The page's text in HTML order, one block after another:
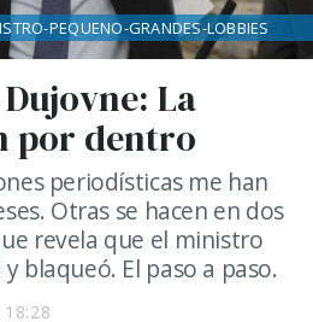
La
por dentro
periodísticas me han
Otras se hacen en dos
revela que el ministro
blaqueó. El paso a paso.
PEQUENO-GRANDES-LOBBIES